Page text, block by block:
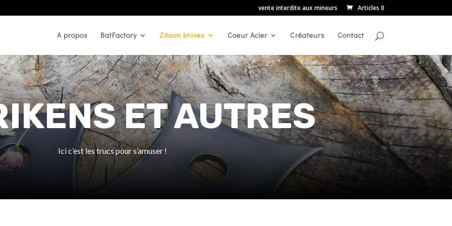
vente interdite aux mineurs Articles 0
A propos BatFactory Zitoon knives Coeur Acier Créateurs Contact
ET AUTRES
Ici c’est les trucs pour s’amuser !